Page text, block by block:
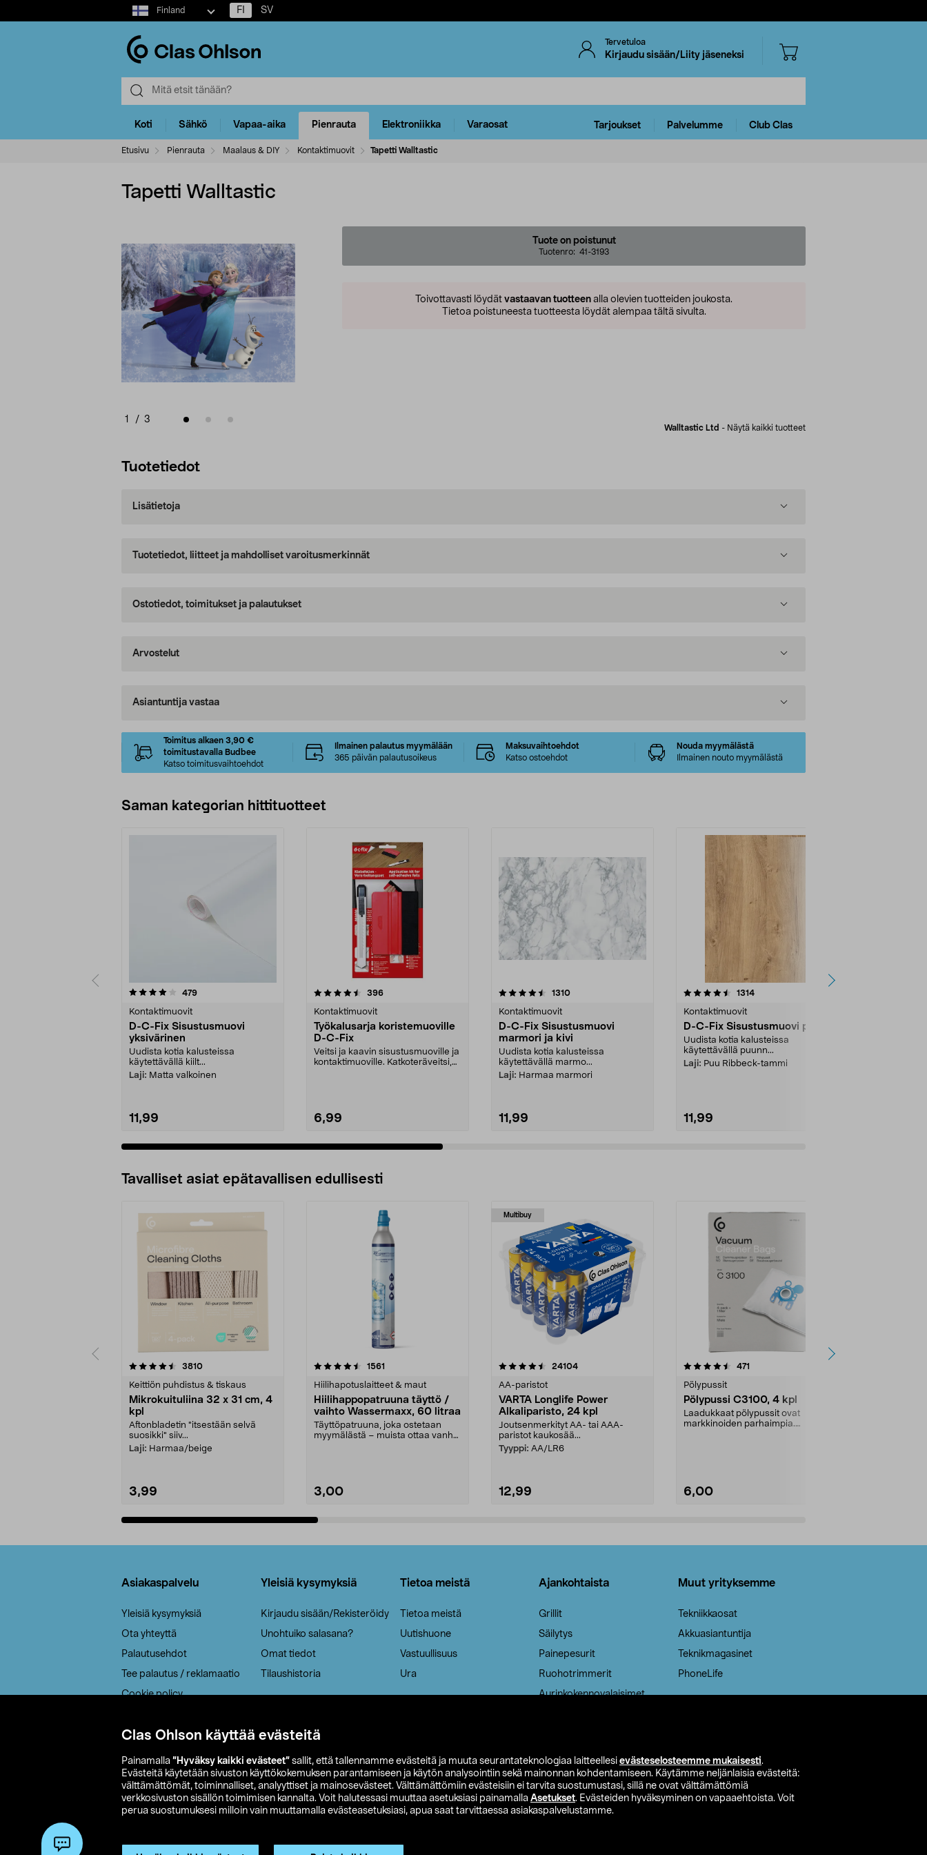
Clas Ohlson käyttää evästeitä
Painamalla ”Hyväksy kaikki evästeet” sallit, että tallennamme evästeitä ja muuta seurantateknologiaa laitteellesi evästeselosteemme mukaisesti.
Evästeitä käytetään sivuston käyttökokemuksen parantamiseen ja käytön analysointiin sekä mainonnan kohdentamiseen. Käytämme neljänlaisia evästeitä:
välttämättömät, toiminnalliset, analyyttiset ja mainosevästeet. Välttämättömiin evästeisiin ei tarvita suostumustasi, sillä ne ovat välttämättömiä
verkkosivuston sisällön toimimisen kannalta. Voit halutessasi muuttaa asetuksiasi painamalla Asetukset. Evästeiden hyväksyminen on vapaaehtoista. Voit
perua suostumuksesi milloin vain muuttamalla evästeasetuksiasi, apua saat tarvittaessa asiakaspalvelustamme.
Select
market
Finland FI SV
Tervetuloa
Kirjaudu sisään/Liity jäseneksi
Koti Sähkö Vapaa-aika Pienrauta Elektroniikka Varaosat Tarjoukset Palvelumme Club Clas
Etusivu Pienrauta Maalaus & DIY Kontaktimuovit Tapetti Walltastic
Tapetti Walltastic
1 / 3
Tuote on poistunut
Tuotenro: 41-3193
Toivottavasti löydät vastaavan tuotteen alla olevien tuotteiden joukosta.
Tietoa poistuneesta tuotteesta löydät alempaa tältä sivulta.
Walltastic Ltd - Näytä kaikki tuotteet
Tuotetiedot
Lisätietoja
Tuotetiedot, liitteet ja mahdolliset varoitusmerkinnät
Ostotiedot, toimitukset ja palautukset
Arvostelut
Asiantuntija vastaa
Toimitus alkaen 3,90 €
toimitustavalla Budbee
Katso toimitusvaihtoehdot
Ilmainen palautus myymälään
365 päivän palautusoikeus
Maksuvaihtoehdot
Katso ostoehdot
Nouda myymälästä
Ilmainen nouto myymälästä
Saman kategorian hittituotteet
479arvostelut
Kontaktimuovit
D-C-Fix Sisustusmuovi
yksivärinen
Uudista kotia kalusteissa
käytettävällä kiilt...
Laji: Matta valkoinen
11,99
4.5 viidestä
396arvostelut
Kontaktimuovit
Työkalusarja koristemuoville
D-C-Fix
Veitsi ja kaavin sisustusmuoville ja
kontaktimuoville. Katkoteräveitsi,
6,99
4.5 viidestä
1310arvostelut
Kontaktimuovit
D-C-Fix Sisustusmuovi
marmori ja kivi
Uudista kotia kalusteissa
käytettävällä marmo...
Laji: Harmaa marmori
11,99
4.5 viidestä
1314arvostelut
Kontaktimuovit
D-C-Fix Sisustusmuovi puu,
Uudista kotia kalusteissa
käytettävällä puunn...
Laji: Puu Ribbeck-tammi
11,99
4.5 viidestä
Tavalliset asiat epätavallisen edullisesti
3810arvostelut
Keittiön puhdistus & tiskaus
Mikrokuituliina 32 x 31 cm, 4
kpl
Aftonbladetin "itsestään selvä
suosikki" siiv...
Laji: Harmaa/beige
3,99
4.5viidestä
1561
Hiilihapotuslaitteet & maut
Hiilihappopatruuna täyttö /
vaihto Wassermaxx, 60 litraa
Täyttöpatruuna, joka ostetaan
myymälästä – muista ottaa vanha
3,00
Multibuy
4.5viidestä
24104arvostelut
AA-paristot
VARTA Longlife Power
Alkaliparisto, 24 kpl
Joutsenmerkityt AA- tai AAA-
paristot kaukosää...
Tyyppi: AA/LR6
12,99
4.5viidestä
471
Pölypussit
Pölypussi C3100, 4 kpl
Laadukkaat pölypussit ovat
markkinoiden parhaimpia.
6,00
4.5viidestä
Asiakaspalvelu
Yleisiä kysymyksiä
Ota yhteyttä
Palautusehdot
Tee palautus / reklamaatio
Cookie policy
Saavutettavuus
Yleisiä kysymyksiä
Kirjaudu sisään/Rekisteröidy
Unohtuiko salasana?
Omat tiedot
Tilaushistoria
Tietoa meistä
Tietoa meistä
Uutishuone
Vastuullisuus
Ura
Ajankohtaista
Grillit
Säilytys
Painepesurit
Ruohotrimmerit
Aurinkokennovalaisimet
Muut yrityksemme
Tekniikkaosat
Akkuasiantuntija
Teknikmagasinet
PhoneLife